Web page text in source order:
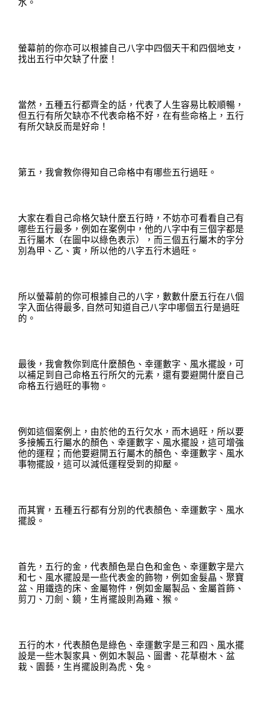
水 。
螢幕前的你亦可以根據自己八字中四個天干和四個地支，
找出五行中欠缺了什麼 ！
當然，五種五行都齊全的話，代表了人生容易比較順暢 ，
但五行有所欠缺亦不代表命格不好，在有些命格上，五行
有所欠缺反而是好命 ！
第五，我會教你得知自己命格中有哪些五行過旺 。
大家在看自己命格欠缺什麼五行時，不妨亦可看看自己有
哪些五行最多，例如在案例中，他的八字中有三個字都是
五行屬木（在圖中以綠色表示），而三個五行屬木的字分
別為甲 、 乙 、 寅 ， 所以他的八字五行木過旺。
所以螢幕前的你可根據自己的八字，數數什麼五行在八個
字入面佔得最多, 自然可知道自己八字中哪個五行是過旺
的 。
最後，我會教你到底什麼顏色 、 幸運數字 、 風水擺設 ， 可
以補足到自己命格五行所欠的元素 ， 還有要避開什麼自己
命格五行過旺的事物 。
例如這個案例上，由於他的五行欠水 ， 而木過旺 ， 所以要
多接觸五行屬水的顏色、幸運數字、風水擺設，這可增強
他的運程 ； 而他要避開五行屬木的顏色、幸運數字、風水
事物擺設，這可以減低運程受到的抑壓 。
而其實，五種五行都有分別的代表顏色、幸運數字、風水
擺設 。
首先，五行的金 ， 代表顏色是白色和金色 、 幸運數字是六
和七 、 風水擺設是一些代表金的飾物，例如金髮晶、聚寶
盆、用鐵造的床、金屬物件，例如金屬製品、金屬首飾、
剪刀、刀劍、鏡，生肖擺設則為雞、猴。
五行的木，代表顏色是綠色 、 幸運數字是三和四 、 風水擺
設是一些木製家具、例如木製品、圖書、花草樹木、盆
栽、園藝，生肖擺設則為虎、兔。